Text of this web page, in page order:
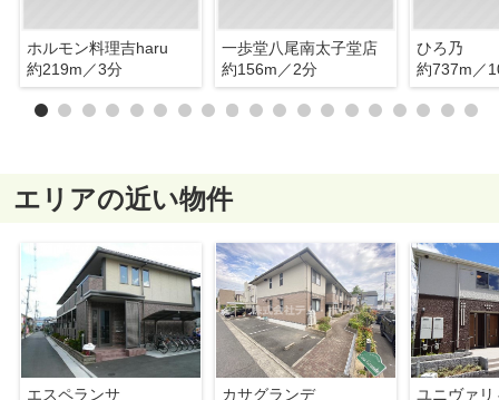
ホルモン料理吉haru
約219m／3分
一歩堂八尾南太子堂店
約156m／2分
ひろ乃
約737m／
エリアの近い物件
エスペランサ
カサグランデ
ユニヴァ